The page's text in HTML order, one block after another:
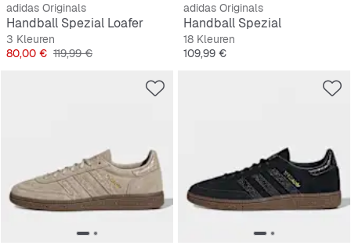
adidas Originals
Handball Spezial Loafer
3 Kleuren
Prijs
80,00 € Originele Prijs
119,99 €
adidas Originals
Handball Spezial
18 Kleuren
Prijs
109,99 €